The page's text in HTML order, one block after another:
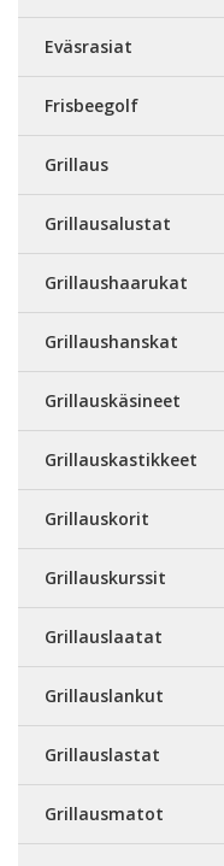
Eväsrasiat
Frisbeegolf
Grillaus
Grillausalustat
Grillaushaarukat
Grillaushanskat
Grillauskäsineet
Grillauskastikkeet
Grillauskorit
Grillauskurssit
Grillauslaatat
Grillauslankut
Grillauslastat
Grillausmatot